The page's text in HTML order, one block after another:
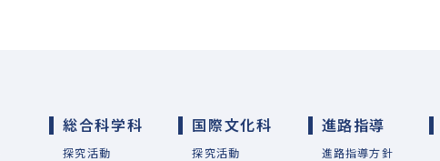
総合科学科
探究活動
国際文化科
探究活動
進路指導
進路指導方針